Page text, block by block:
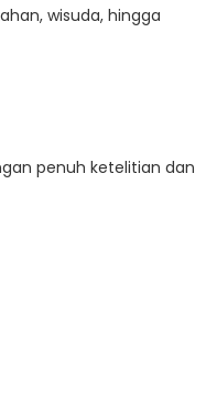
wisuda, hingga
penuh ketelitian dan